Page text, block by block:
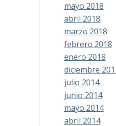
mayo 2018
abril 2018
marzo 2018
febrero 2018
enero 2018
diciembre
julio 2014
junio 2014
mayo 2014
abril 2014